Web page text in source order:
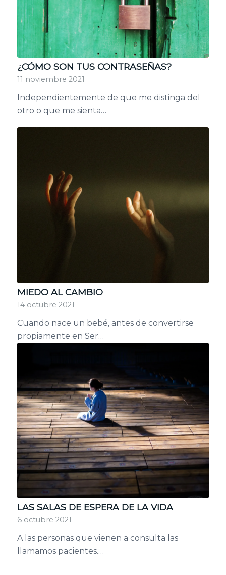
¿CÓMO SON TUS CONTRASEÑAS?
11 noviembre 2021
Independientemente de que me distinga del
otro o que me sienta…
MIEDO AL CAMBIO
14 octubre 2021
Cuando nace un bebé, antes de convertirse
propiamente en Ser…
LAS SALAS DE ESPERA DE LA VIDA
6 octubre 2021
A las personas que vienen a consulta las
llamamos pacientes.…